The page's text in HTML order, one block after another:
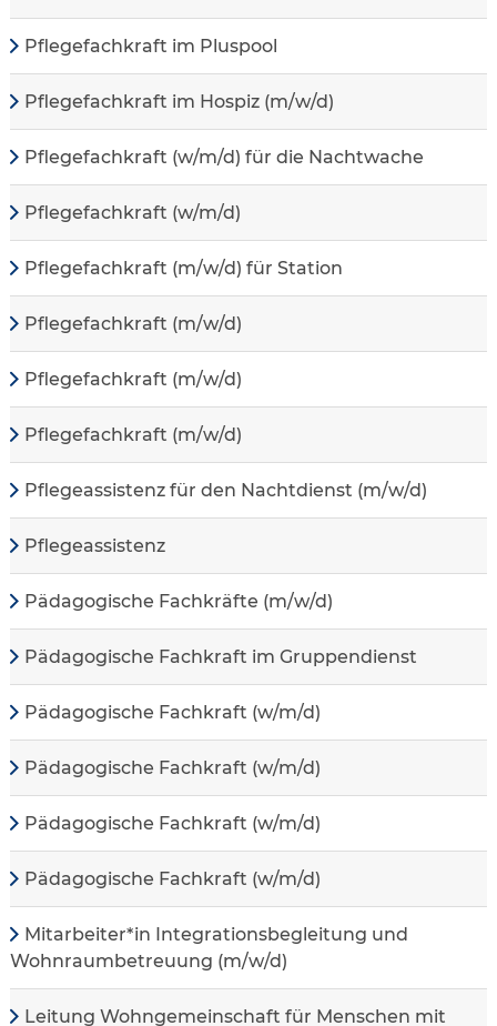
Pflegefachkraft im Pluspool
Pflegefachkraft im Hospiz (m/w/d)
Pflegefachkraft (w/m/d) für die Nachtwache
Pflegefachkraft (w/m/d)
Pflegefachkraft (m/w/d) für Station
Pflegefachkraft (m/w/d)
Pflegefachkraft (m/w/d)
Pflegefachkraft (m/w/d)
Pflegeassistenz für den Nachtdienst (m/w/d)
Pflegeassistenz
Pädagogische Fachkräfte (m/w/d)
Pädagogische Fachkraft im Gruppendienst
Pädagogische Fachkraft (w/m/d)
Pädagogische Fachkraft (w/m/d)
Pädagogische Fachkraft (w/m/d)
Pädagogische Fachkraft (w/m/d)
Mitarbeiter*in Integrationsbegleitung und
Wohnraumbetreuung (m/w/d)
Leitung Wohngemeinschaft für Menschen mit